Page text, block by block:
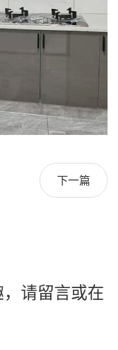
下一篇
请留言或在